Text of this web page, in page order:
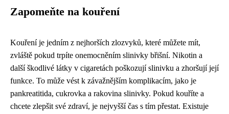
Zapomeňte na kouření
Kouření je jedním z nejhorších zlozvyků, které můžete mít,
zvláště pokud trpíte onemocněním slinivky břišní. Nikotin a
další škodlivé látky v cigaretách poškozují slinivku a zhoršují její
funkce. To může vést k závažnějším komplikacím, jako je
pankreatitida, cukrovka a rakovina slinivky. Pokud kouříte a
chcete zlepšit své zdraví, je nejvyšší čas s tím přestat. Existuje